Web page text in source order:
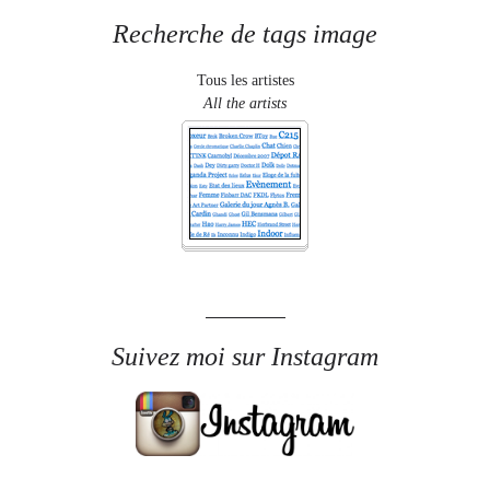
Recherche de tags image
Tous les artistes
All the artists
Suivez moi sur Instagram